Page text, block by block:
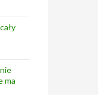
ma